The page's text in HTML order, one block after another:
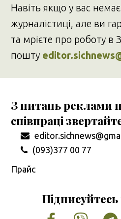
Навіть якщо у вас
журналістиці, але ви
та мрієте про роботу в
пошту
З питань реклами
співпраці
(093)377 00 77
Прайс